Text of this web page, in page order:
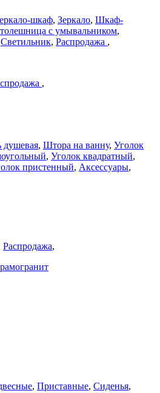
шкаф, Зеркало, Шкаф-
с умывальником,
Светильник, Распродажа ,
,
душевая, Штора на ванну, Уголок
, Уголок квадратный,
пристенный, Аксессуары,
Распродажа,
, Приставные, Сиденья,